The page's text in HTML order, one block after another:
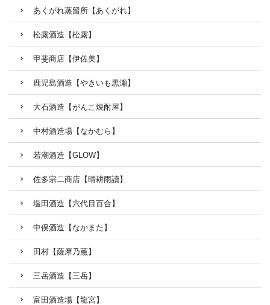
あくがれ蒸留所【あくがれ】
松露酒造【松露】
甲斐商店【伊佐美】
鹿児島酒造【やきいも黒瀬】
大石酒造【がんこ焼酎屋】
中村酒造場【なかむら】
若潮酒造【GLOW】
佐多宗二商店【晴耕雨讀】
塩田酒造【六代目百合】
中俣酒造【なかまた】
田村【薩摩乃薫】
三岳酒造【三岳】
富田酒造場【龍宮】